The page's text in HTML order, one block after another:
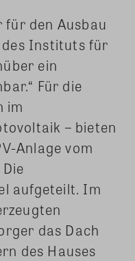
für den Ausbau
des Instituts für
ein
Für die
im
– bieten
Anlage vom
aufgeteilt. Im
das Dach
des Hauses